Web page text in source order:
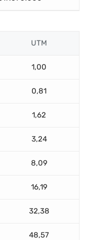
UTM
1,00
0,81
1,62
3,24
8,09
16,19
32,38
48,57